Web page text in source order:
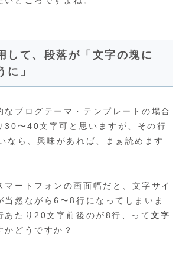
して、段落が「文字の塊に
に」
なブログテーマ・テンプレートの場合
30〜40文字可と思いますが、その行
なら、興味があれば、まぁ読めます
マートフォンの画面幅だと、文字サイ
当然ながら6〜8行になってしまいま
あたり20文字前後のが8行、って文字
かどうですか？